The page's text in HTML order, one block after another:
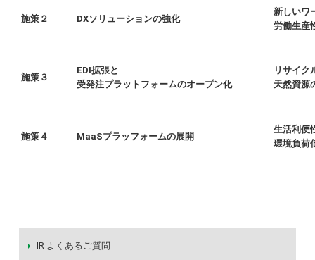
施策２ DXソリューションの強化
新しい
労働生産
施策３
EDI拡張と
受発注プラットフォームのオープン化
リサイク
天然資源
施策４ MaaSプラッフォームの展開
生活利便
環境負荷
IR よくあるご質問